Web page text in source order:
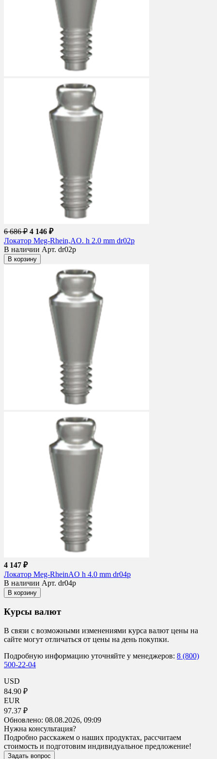
6 686 ₽ 4 146 ₽
Локатор Meg-Rhein,AO. h 2.0 mm dr02p
В наличии Арт. dr02p
В корзину
4 147 ₽
Локатор Meg-RheinAO h 4.0 mm dr04p
В наличии Арт. dr04p
В корзину
Курсы валют
В связи с возможными изменениями курса валют цены на
сайте могут отличаться от цены на день покупки.
Подробную информацию уточняйте у менеджеров: 8 (800)
500-22-04
USD
84.90 ₽
EUR
97.37 ₽
Обновлено: 08.08.2026, 09:09
Нужна консультация?
Подробно расскажем о наших продуктах, рассчитаем
стоимость и подготовим индивидуальное предложение!
Задать вопрос